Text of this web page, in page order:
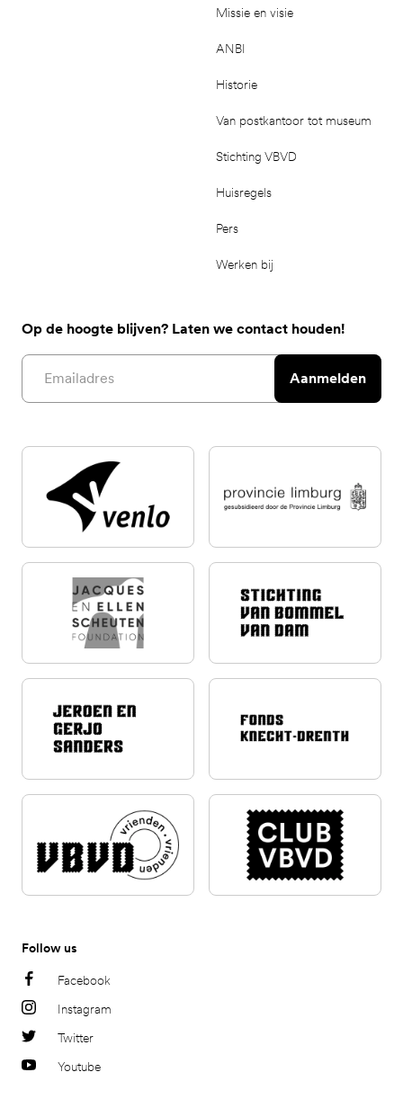
Missie en visie
ANBI
Historie
Van postkantoor tot museum
Stichting VBVD
Huisregels
Pers
Werken bij
Op de hoogte blijven? Laten we contact houden!
Email address
Aanmelden
Follow us
Facebook
Instagram
Twitter
Youtube